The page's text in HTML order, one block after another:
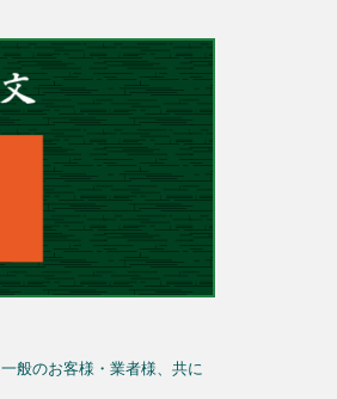
一般のお客様・業者様、共に